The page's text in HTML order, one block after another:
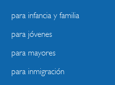
para infancia y familia
para jóvenes
para mayores
para inmigración